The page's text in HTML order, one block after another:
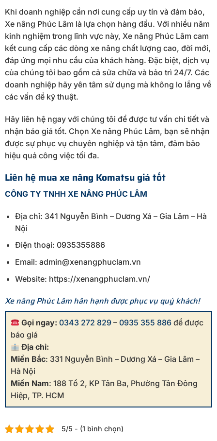
Khi doanh nghiệp cần nơi cung cấp uy tín và đảm bảo,
Xe nâng Phúc Lâm là lựa chọn hàng đầu. Với nhiều năm
kinh nghiệm trong lĩnh vực này, Xe nâng Phúc Lâm cam
kết cung cấp các dòng xe nâng chất lượng cao, đời mới,
đáp ứng mọi nhu cầu của khách hàng. Đặc biệt, dịch vụ
của chúng tôi bao gồm cả sửa chữa và bảo trì 24/7. Các
doanh nghiệp hãy yên tâm sử dụng mà không lo lắng về
các vấn đề kỹ thuật.
Hãy liên hệ ngay với chúng tôi để được tư vấn chi tiết và
nhận báo giá tốt. Chọn Xe nâng Phúc Lâm, bạn sẽ nhận
được sự phục vụ chuyên nghiệp và tận tâm, đảm bảo
hiệu quả công việc tối đa.
Liên hệ mua xe nâng Komatsu giá tốt
CÔNG TY TNHH XE NÂNG PHÚC LÂM
Địa chỉ: 341 Nguyễn Bình – Dương Xá – Gia Lâm – Hà
Nội
Điện thoại: 0935355886
Email: admin@xenangphuclam.vn
Website: https://xenangphuclam.vn/
Xe nâng Phúc Lâm hân hạnh được phục vụ quý khách!
Gọi ngay: 0343 272 829 –0935 355 886 để được
báo giá
Địa chỉ:
Miền Bắc: 331 Nguyễn Bình – Dương Xá – Gia Lâm –
Hà Nội
Miền Nam: 188 Tổ 2, KP Tân Ba, Phường Tân Đông
Hiệp, TP. HCM
5/5 - (1 bình chọn)